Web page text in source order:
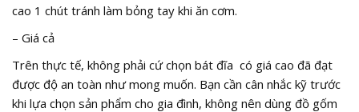
cao 1 chút tránh làm bỏng tay khi ăn cơm.
– Giá cả
Trên thực tế, không phải cứ chọn bát đĩa có giá cao đã đạt
được độ an toàn như mong muốn. Bạn cần cân nhắc kỹ trước
khi lựa chọn sản phẩm cho gia đình, không nên dùng đồ gốm